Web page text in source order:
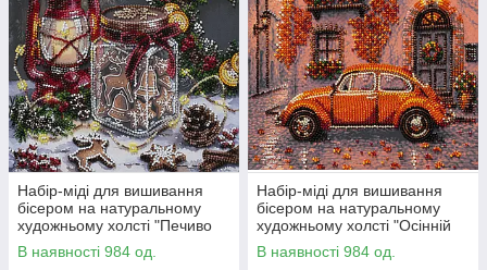
Набір-міді для вишивання
бісером на натуральному
художньому холсті "Печиво
для Санти" Абрис Арт AMB-
148
В наявності 984 од.
Набір-міді для вишивання
бісером на натуральному
художньому холсті "Осінній
квартал" Абрис Арт AMB-147
В наявності 984 од.